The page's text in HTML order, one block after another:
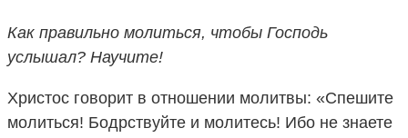
Как правильно молиться, чтобы Господь
услышал? Научите!
Христос говорит в отношении молитвы: «Спешите
молиться! Бодрствуйте и молитесь! Ибо не знаете